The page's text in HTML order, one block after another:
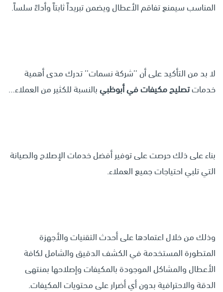
المناسب سيمنع تفاقم الأعطال ويضمن تبريداً ثابتاً وأداءً سلساً.
لا بد من التأكيد على أن ’’شركة نسمات’’ تدرك مدى أهمية
خدماتتصليح مكيفات في أبوظبيبالنسبة للكثير من العملاء…
بناء على ذلك حرصت على توفير أفضل خدمات الإصلاح والصيانة
التي تلبي احتياجات جميع العملاء.
وذلك من خلال اعتمادها على أحدث التقنيات والأجهزة
المتطورة المستخدمة في الكشف الدقيق والشامل لكافة
الأعطال والمشاكل الموجودة بالمكيفات وإصلاحها بمنتهى
الدقة والاحترافية بدون أي أضرار على محتويات المكيفات.